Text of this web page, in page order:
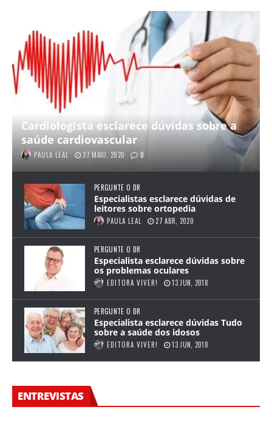
Cardiologista esclarece dúvidas sobre a
saúde cardiovascular
PAULA LEAL 27 MAIO, 2020 0
PERGUNTE O DR
Especialistas esclarece dúvidas de
leitores sobre ortopedia
PAULA LEAL 27 ABR, 2020
PERGUNTE O DR
Especialista esclarece dúvidas sobre
os problemas oculares
EDITORA VIVER! 13 JUN, 2018
PERGUNTE O DR
Especialista esclarece dúvidas Tudo
sobre a saúde dos idosos
EDITORA VIVER! 13 JUN, 2018
ENTREVISTAS